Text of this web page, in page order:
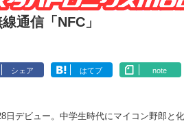
通信「NFC」
シェア はてブ note
日デビュー。中学生時代にマイコン野郎と